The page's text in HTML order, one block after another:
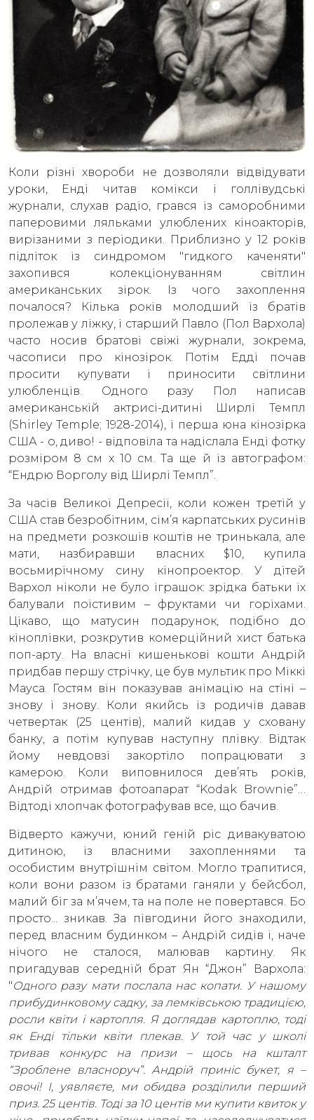
Коли різні хвороби не дозволяли відвідувати
уроки, Енді читав комікси і голлівудські
журнали, слухав радіо, грався із саморобними
паперовими ляльками улюблених кіноакторів,
вирізаними з періодики. Приблизно у 12 років
підліток із синдромом "гидкого каченяти"
захопився колекціонуванням світлин
американських зірок. Із чого захоплення
почалося? Кілька років молодший із братів
пролежав у ліжку, і старший Павло (Пол Вархола)
часто носив братові свіжі журнали, зокрема,
часописи про кінозірок. Потім Едді почав
просити купувати і приносити світлини
улюбленців. Одного разу Пол написав
американській актрисі-дитині Ширлі Темпл
(Shirley Temple; 1928-2014), і перша юна кінозірка
США - о, диво! - відповіла та надіслала Енді фотку
розміром 8 см х 10 см. Та ще й із автографом:
“Ендрю Ворголу від Ширлі Темпл”.
За часів Великої Депресії, коли кожен третій у
США став безробітним, сім’я карпатських русинів
на предмети розкошів коштів не тринькала, але
мати, назбиравши власних $10, купила
восьмирічному сину кінопроектор. У дітей
Вархол ніколи не було іграшок: зрідка батьки їх
балували поїстивим – фруктами чи горіхами.
Цікаво, що матусин подарунок, подібно до
кіноплівки, розкрутив комерційний хист батька
поп-арту. На власні кишенькові кошти Андрій
придбав першу стрічку, це був мультик про Міккі
Мауса. Гостям він показував анімацію на стіні –
знову і знову. Коли якийсь із родичів давав
четвертак (25 центів), малий кидав у сховану
банку, а потім купував наступну плівку. Відтак
йому невдовзі закортіло попрацювати з
камерою. Коли виповнилося дев’ять років,
Андрій отримав фотоапарат “Kodak Brownie”…
Відтоді хлопчак фотографував все, що бачив.
Відверто кажучи, юний геній ріс дивакуватою
дитиною, із власними захопленнями та
особистим внутрішнім світом. Могло трапитися,
коли вони разом із братами ганяли у бейсбол,
малий біг за м’ячем, та на поле не повертався. Бо
просто... зникав. За півгодини його знаходили,
перед власним будинком – Андрій сидів і, наче
нічого не сталося, малював картину. Як
пригадував середній брат Ян “Джон” Вархола:
"Одного разу мати послала нас копати. У нашому
прибудинковому садку, за лемківською традицією,
росли квіти і картопля. Я доглядав картоплю, тоді
як Енді тільки квіти плекав. У той час у школі
тривав конкурс на призи – щось на кшталт
“Зроблене власноруч”. Андрій приніс букет, я –
овочі! І, уявляєте, ми обидва розділили перший
приз. 25 центів. Тоді за 10 центів ми купити квиток у